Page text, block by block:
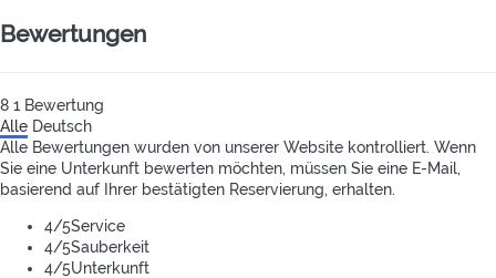
Bewertungen
8 1 Bewertung
Alle Deutsch
Alle Bewertungen wurden von unserer Website kontrolliert. Wenn
Sie eine Unterkunft bewerten möchten, müssen Sie eine E-Mail,
basierend auf Ihrer bestätigten Reservierung, erhalten.
4/5Service
4/5Sauberkeit
4/5Unterkunft